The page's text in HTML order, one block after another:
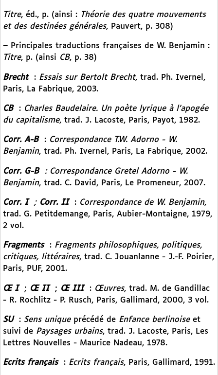
Titre, éd., p. (ainsi : Théorie des quatre mouvements
et des destinées générales, Pauvert, p. 308)
– Principales traductions françaises de W. Benjamin :
Titre, p. (ainsi CB, p. 38)
Brecht : Essais sur Bertolt Brecht, trad. Ph. Ivernel,
Paris, La Fabrique, 2003.
CB : Charles Baudelaire. Un poète lyrique à l’apogée
du capitalisme, trad. J. Lacoste, Paris, Payot, 1982.
Corr. A-B : Correspondance T.W. Adorno - W.
Benjamin, trad. Ph. Ivernel, Paris, La Fabrique, 2002.
Corr. G-B
: Correspondance Gretel Adorno - W.
Benjamin, trad. C. David, Paris, Le Promeneur, 2007.
Corr. I ; Corr. II : Correspondance de W. Benjamin,
trad. G. Petitdemange, Paris, Aubier-Montaigne, 1979,
2 vol.
Fragments : Fragments philosophiques, politiques,
critiques, littéraires, trad. C. Jouanlanne - J.-F. Poirier,
Paris, PUF, 2001.
Œ I ; Œ II ; Œ III : Œuvres, trad. M. de Gandillac
- R. Rochlitz - P. Rusch, Paris, Gallimard, 2000, 3 vol.
SU : Sens uniqueprécédé de Enfance berlinoiseet
suivi de Paysages urbains, trad. J. Lacoste, Paris, Les
Lettres Nouvelles - Maurice Nadeau, 1978.
Ecrits français : Ecrits français, Paris, Gallimard, 1991.